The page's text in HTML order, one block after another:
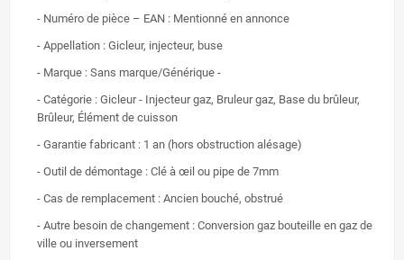
- Numéro de pièce – EAN : Mentionné en annonce
- Appellation : Gicleur, injecteur, buse
- Marque : Sans marque/Générique -
- Catégorie : Gicleur - Injecteur gaz, Bruleur gaz, Base du brûleur,
Brûleur, Élément de cuisson
- Garantie fabricant : 1 an (hors obstruction alésage)
- Outil de démontage : Clé à œil ou pipe de 7mm
- Cas de remplacement : Ancien bouché, obstrué
- Autre besoin de changement : Conversion gaz bouteille en gaz de
ville ou inversement